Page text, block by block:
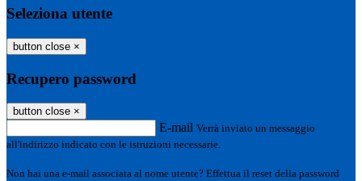
Seleziona utente
button close ×
Recupero password
button close ×
E-mail Verrà inviato un messaggio
all'indirizzo indicato con le istruzioni necessarie.
Non hai una e-mail associata al nome utente? Effettua il reset della password